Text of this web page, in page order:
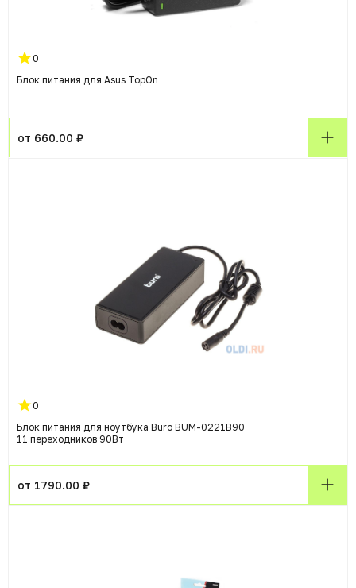
0
Блок питания для Asus TopOn
от 660.00 ₽
0
Блок питания для ноутбука Buro BUM-0221B90
11 переходников 90Вт
от 1790.00 ₽